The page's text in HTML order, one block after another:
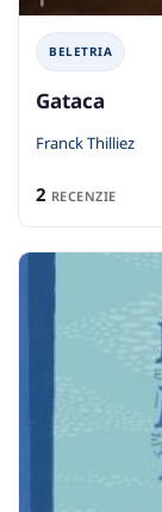
BELETRIA
Gataca
Franck Thilliez
2 RECENZIE